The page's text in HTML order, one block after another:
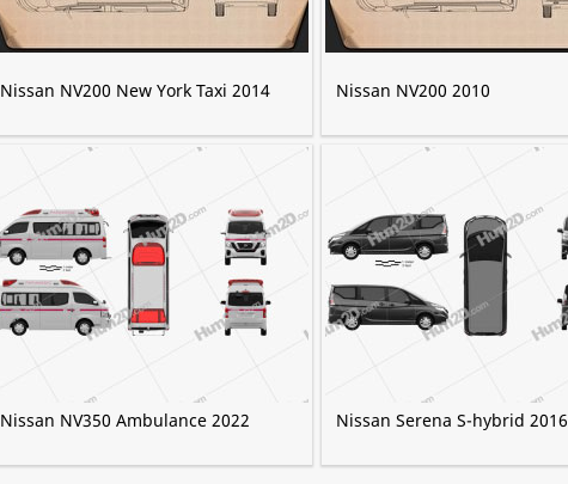
Nissan NV200 New York Taxi 2014 Nissan NV200 2010
Nissan NV350 Ambulance 2022 Nissan Serena S-hybrid 2016